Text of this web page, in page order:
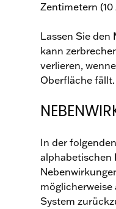
Zentimetern (10
Lassen Sie den
kann
verlieren,
Oberfläche fällt.
In der
alphabetischen
möglicherweise
System